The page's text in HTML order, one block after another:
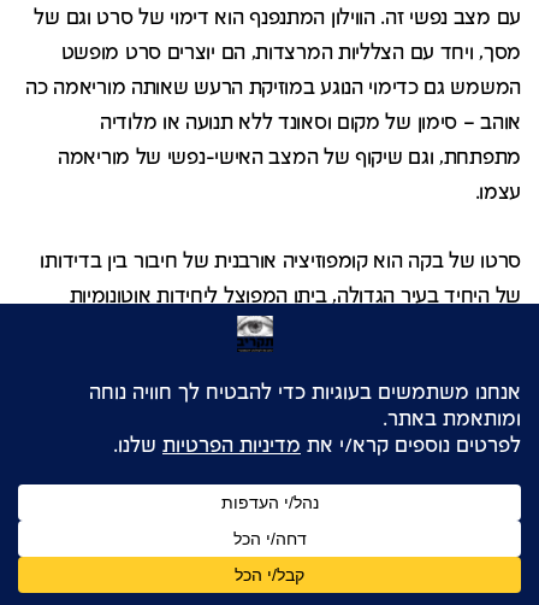
עם מצב נפשי זה. הווילון המתנפנף הוא דימוי של סרט וגם של
מסך, ויחד עם הצלליות המרצדות, הם יוצרים סרט מופשט
המשמש גם כדימוי הנוגע במוזיקת הרעש שאותה מוריאמה כה
אוהב – סימון של מקום וסאונד ללא תנועה או מלודיה
מתפתחת, וגם שיקוף של המצב האישי-נפשי של מוריאמה
עצמו.
סרטו של בקה הוא קומפוזיציה אורבנית של חיבור בין בדידותו
של היחיד בעיר הגדולה, ביתו המפוצל ליחידות אוטונומיות
המקבלות את משמעותן מתוך זרימת התנועה ביניהן, כמעין
נרטיבית והמשכית, מתוך תהליך של עריכה וקשירת החלקים
השונים לכדי סרט שלם, המספר את סיפורו של איש אחד,